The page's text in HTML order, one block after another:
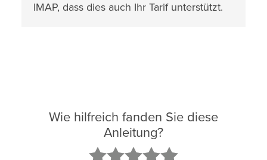
IMAP, dass dies auch Ihr Tarif unterstützt.
Wie hilfreich fanden Sie diese
Anleitung?